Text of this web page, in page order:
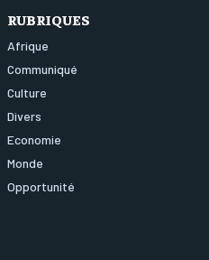
RUBRIQUES
Afrique
Communiqué
Culture
Divers
Economie
Monde
Opportunité